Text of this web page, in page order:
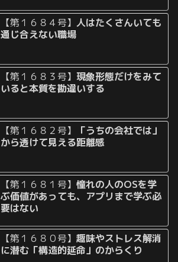
【第１６８４号】人はたくさんいても
通じ合えない職場
【第１６８３号】現象形態だけをみて
いると本質を勘違いする
【第１６８２号】
「うちの会社では」
から透けて見える距離感
【第１６８１号】憧れの人のOSを学
ぶ価値があっても、アプリまで学ぶ必
要はない
【第１６８０号】趣味やストレス解消
に潜む「構造的延命」のからくり